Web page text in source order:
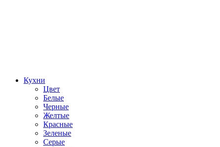
Кухни
Цвет
Белые
Черные
Желтые
Красные
Зеленые
Серые